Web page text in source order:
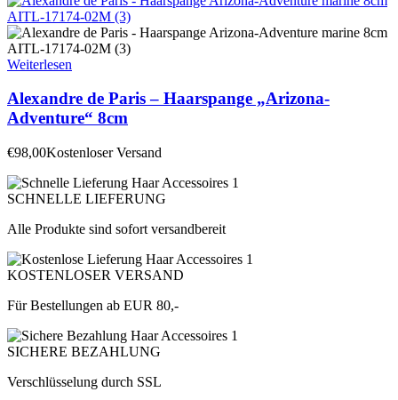
Weiterlesen
Alexandre de Paris – Haarspange „Arizona-
Adventure“ 8cm
€98,00Kostenloser Versand
SCHNELLE LIEFERUNG
Alle Produkte sind sofort versandbereit
KOSTENLOSER VERSAND
Für Bestellungen ab EUR 80,-
SICHERE BEZAHLUNG
Verschlüsselung durch SSL